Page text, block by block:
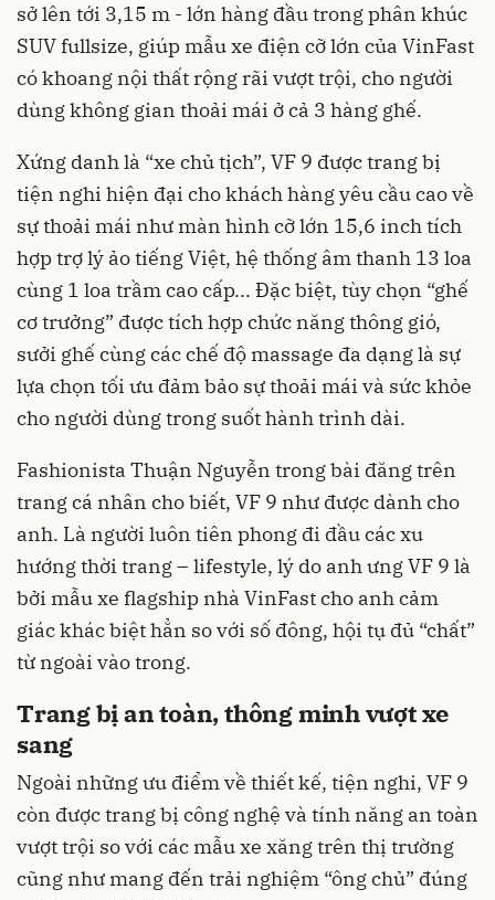
sở lên tới 3,15 m - lớn hàng đầu trong phân khúc
SUV fullsize, giúp mẫu xe điện cỡ lớn của VinFast
có khoang nội thất rộng rãi vượt trội, cho người
dùng không gian thoải mái ở cả 3 hàng ghế.
Xứng danh là “xe chủ tịch”, VF 9 được trang bị
tiện nghi hiện đại cho khách hàng yêu cầu cao về
sự thoải mái như màn hình cỡ lớn 15,6 inch tích
hợp trợ lý ảo tiếng Việt, hệ thống âm thanh 13 loa
cùng 1 loa trầm cao cấp... Đặc biệt, tùy chọn “ghế
cơ trưởng” được tích hợp chức năng thông gió,
sưởi ghế cùng các chế độ massage đa dạng là sự
lựa chọn tối ưu đảm bảo sự thoải mái và sức khỏe
cho người dùng trong suốt hành trình dài.
Fashionista Thuận Nguyễn trong bài đăng trên
trang cá nhân cho biết, VF 9 như được dành cho
anh. Là người luôn tiên phong đi đầu các xu
hướng thời trang – lifestyle, lý do anh ưng VF 9 là
bởi mẫu xe flagship nhà VinFast cho anh cảm
giác khác biệt hẳn so với số đông, hội tụ đủ “chất”
từ ngoài vào trong.
Trang bị an toàn, thông minh vượt xe
sang
Ngoài những ưu điểm về thiết kế, tiện nghi, VF 9
còn được trang bị công nghệ và tính năng an toàn
vượt trội so với các mẫu xe xăng trên thị trường
cũng như mang đến trải nghiệm “ông chủ” đúng